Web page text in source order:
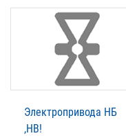
Электропривода НБ
,НВ!